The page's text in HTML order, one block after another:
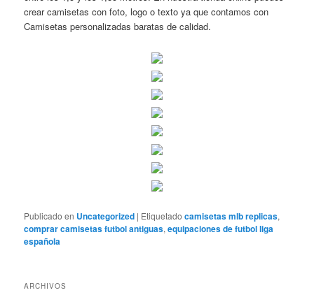
crear camisetas con foto, logo o texto ya que contamos con
Camisetas personalizadas baratas de calidad.
Publicado en Uncategorized | Etiquetado camisetas mlb replicas,
comprar camisetas futbol antiguas,equipaciones de futbol liga
española
ARCHIVOS